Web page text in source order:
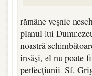
rămâne veșnic
planul lui
noastră
însăși, el nu poate
perfecțiunii. Sf.